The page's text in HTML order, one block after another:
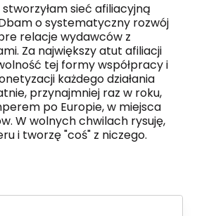
sieć afiliacyjną
o systematyczny rozwój
relacje wydawców z
Za największy atut afiliacji
tej formy współpracy i
każdego działania
przynajmniej raz w roku,
po Europie, w miejsca
W wolnych chwilach rysuję,
i tworzę "coś" z niczego.